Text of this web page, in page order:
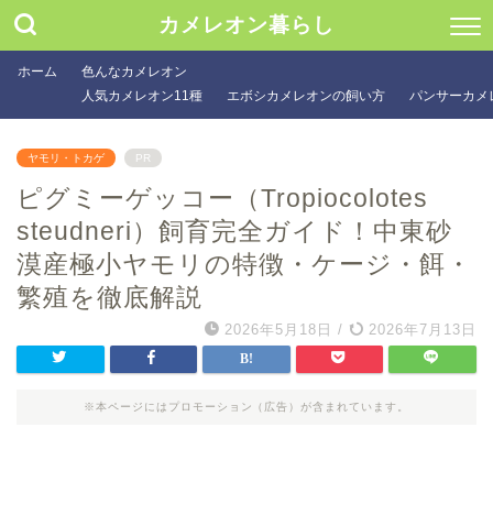
カメレオン暮らし
ホーム
色んなカメレオン
人気カメレオン11種
エボシカメレオンの飼い方 パンサーカメ
ヤモリ・トカゲ PR
ピグミーゲッコー（Tropiocolotes
steudneri）飼育完全ガイド！中東砂
漠産極小ヤモリの特徴・ケージ・餌・
繁殖を徹底解説
2026年5月18日 / 2026年7月13日
※本ページにはプロモーション（広告）が含まれています。